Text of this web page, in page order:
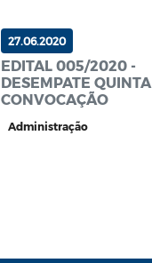
27.06.2020
EDITAL 005/2020 -
DESEMPATE QUINTA
CONVOCAÇÃO
Administração